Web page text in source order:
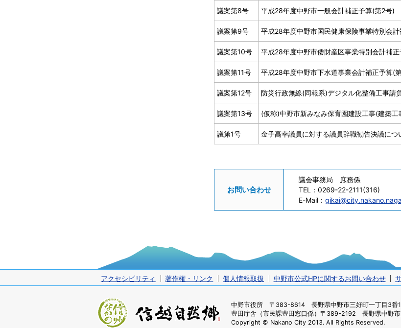
議案第8号 平成28年度中野市一般会計補正予算(第2号)
議案第9号 平成28年度中野市国民健康保険事業特別会
議案第10号 平成28年度中野市倭財産区事業特別会計補
議案第11号 平成28年度中野市下水道事業会計補正予算(
議案第12号 防災行政無線(同報系)デジタル化整備工事請
議案第13号 (仮称)中野市新みなみ保育園建設工事(建築
議第1号 金子髙幸議員に対する議員辞職勧告決議につ
お問い合わせ
議会事務局 庶務係
TEL：0269-22-2111(316)
E-Mail：
アクセシビリティ 著作権・リンク 個人情報取扱 中野市公式HPに関するお問い合わせ
中野市役所 〒383-8614 長野県中野市三好町一丁目3番
豊田庁舎（市民課豊田窓口係） 〒389-2192 長野県中野
Copyright © Nakano City 2013. All Rights Reserved.